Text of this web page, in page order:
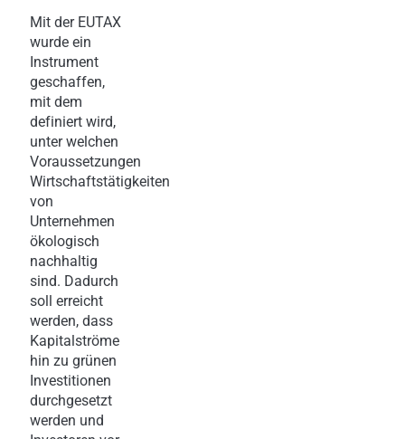
Mit der EUTAX
wurde ein
Instrument
geschaffen,
mit dem
definiert wird,
unter welchen
Voraussetzungen
Wirtschaftstätigkeiten
von
Unternehmen
ökologisch
nachhaltig
sind. Dadurch
soll erreicht
werden, dass
Kapitalströme
hin zu grünen
Investitionen
durchgesetzt
werden und